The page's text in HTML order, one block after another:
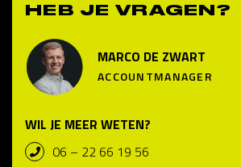
HEB JE VRAGEN?
MARCO DE ZWART
ACCOUNTMANAGER
WIL JE MEER WETEN?
06 – 22 66 19 56